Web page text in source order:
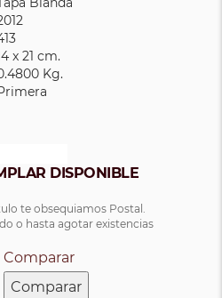
x 21 cm.
Kg.
DISPONIBLE
te obsequiamos Postal.
o hasta agotar existencias
Comparar
Comparar